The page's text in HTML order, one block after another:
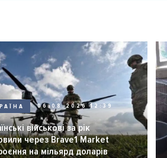
06.08.2026 12:39
військові за рік
через Brave1 Market
на мільярд доларів